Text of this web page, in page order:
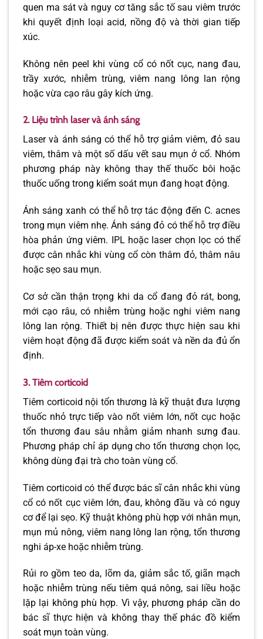
quen ma sát và nguy cơ tăng sắc tố sau viêm trước
khi quyết định loại acid, nồng độ và thời gian tiếp
xúc.
Không nên peel khi vùng cổ có nốt cục, nang đau,
trầy xước, nhiễm trùng, viêm nang lông lan rộng
hoặc vừa cạo râu gây kích ứng.
2. Liệu trình laser và ánh sáng
Laser và ánh sáng có thể hỗ trợ giảm viêm, đỏ sau
viêm, thâm và một số dấu vết sau mụn ở cổ. Nhóm
phương pháp này không thay thế thuốc bôi hoặc
thuốc uống trong kiểm soát mụn đang hoạt động.
Ánh sáng xanh có thể hỗ trợ tác động đến C. acnes
trong mụn viêm nhẹ. Ánh sáng đỏ có thể hỗ trợ điều
hòa phản ứng viêm. IPL hoặc laser chọn lọc có thể
được cân nhắc khi vùng cổ còn thâm đỏ, thâm nâu
hoặc sẹo sau mụn.
Cơ sở cần thận trọng khi da cổ đang đỏ rát, bong,
mới cạo râu, có nhiễm trùng hoặc nghi viêm nang
lông lan rộng. Thiết bị nên được thực hiện sau khi
viêm hoạt động đã được kiểm soát và nền da đủ ổn
định.
3. Tiêm corticoid
Tiêm corticoid nội tổn thương là kỹ thuật đưa lượng
thuốc nhỏ trực tiếp vào nốt viêm lớn, nốt cục hoặc
tổn thương đau sâu nhằm giảm nhanh sưng đau.
Phương pháp chỉ áp dụng cho tổn thương chọn lọc,
không dùng đại trà cho toàn vùng cổ.
Tiêm corticoid có thể được bác sĩ cân nhắc khi vùng
cổ có nốt cục viêm lớn, đau, không đầu và có nguy
cơ để lại sẹo. Kỹ thuật không phù hợp với nhân mụn,
mụn mủ nông, viêm nang lông lan rộng, tổn thương
nghi áp-xe hoặc nhiễm trùng.
Rủi ro gồm teo da, lõm da, giảm sắc tố, giãn mạch
hoặc nhiễm trùng nếu tiêm quá nông, sai liều hoặc
lặp lại không phù hợp. Vì vậy, phương pháp cần do
bác sĩ thực hiện và không thay thế phác đồ kiểm
soát mụn toàn vùng.